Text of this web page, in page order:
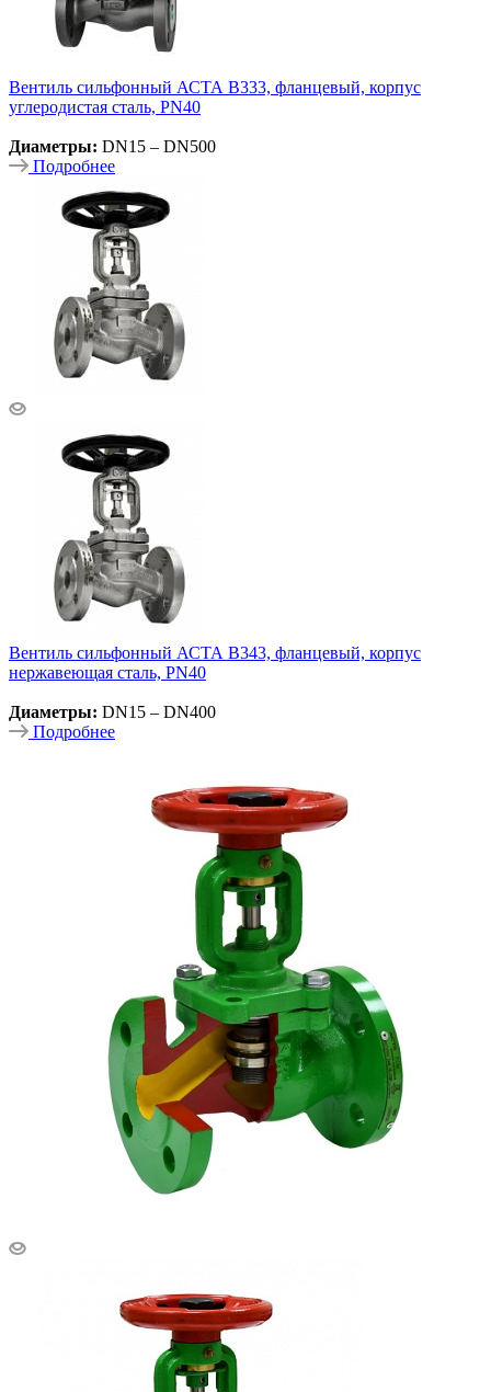
Вентиль сильфонный АСТА В333, фланцевый, корпус
углеродистая сталь, PN40
Диаметры: DN15 – DN500
Подробнее
Вентиль сильфонный АСТА В343, фланцевый, корпус
нержавеющая сталь, PN40
Диаметры: DN15 – DN400
Подробнее